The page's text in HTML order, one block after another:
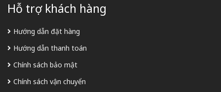
Hỗ trợ khách hàng
Hướng dẫn đặt hàng
Hướng dẫn thanh toán
Chính sách bảo mật
Chính sách vận chuyển